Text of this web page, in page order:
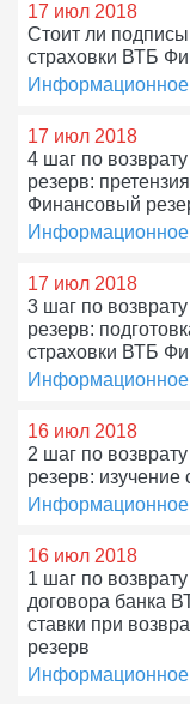
17 июл 2018
Стоит ли
страховки ВТБ
17 июл 2018
4 шаг по
резерв:
Финансовый
17 июл 2018
3 шаг по
резерв:
страховки ВТБ
16 июл 2018
2 шаг по
резерв:
16 июл 2018
1 шаг по
договора банка
ставки при
резерв